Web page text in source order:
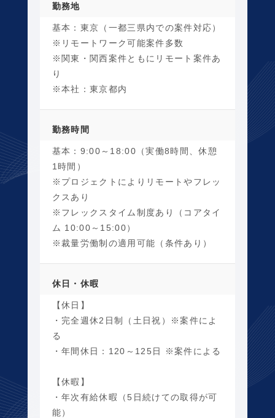
勤務地
基本：東京（一都三県内での案件対応）
※リモートワーク可能案件多数
※関東・関西案件ともにリモート案件あ
り
※本社：東京都内
勤務時間
基本：9:00～18:00（実働8時間、休憩
1時間）
※プロジェクトによりリモートやフレッ
クスあり
※フレックスタイム制度あり（コアタイ
ム 10:00～15:00）
※裁量労働制の適用可能（条件あり）
休日・休暇
【休日】
・完全週休2日制（土日祝）※案件によ
る
・年間休日：120～125日 ※案件による
【休暇】
・年次有給休暇（5日続けての取得が可
能）